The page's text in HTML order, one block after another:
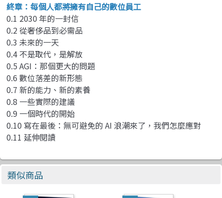
終章：每個人都將擁有自己的數位員工
0.1 2030 年的一封信
0.2 從奢侈品到必需品
0.3 未來的一天
0.4 不是取代，是解放
0.5 AGI：那個更大的問題
0.6 數位落差的新形態
0.7 新的能力、新的素養
0.8 一些實際的建議
0.9 一個時代的開始
0.10 寫在最後：無可避免的 AI 浪潮來了，我們怎麼應對
0.11 延伸閱讀
類似商品